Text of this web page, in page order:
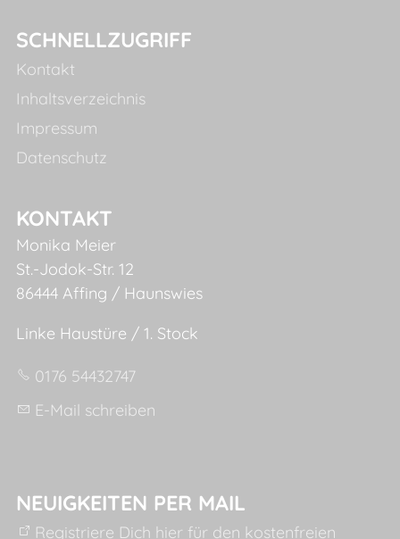
SCHNELLZUGRIFF
Kontakt
Inhaltsverzeichnis
Impressum
Datenschutz
KONTAKT
Monika Meier
St.-Jodok-Str. 12
86444 Affing / Haunswies
Linke Haustüre / 1. Stock
0176 54432747
E-Mail schreiben
NEUIGKEITEN PER MAIL
Registriere Dich hier für den kostenfreien